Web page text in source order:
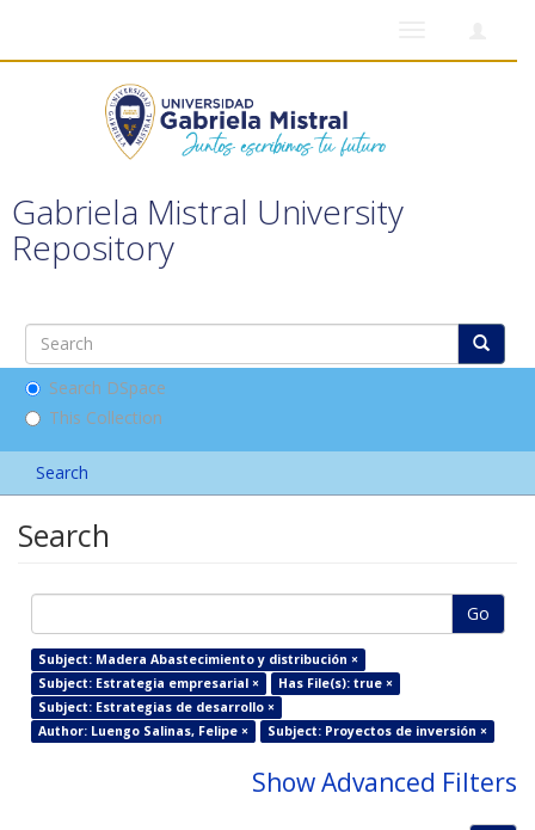
Gabriela Mistral University
Repository
Search DSpace
This Collection
Search
Search
Go
Subject: Madera Abastecimiento y distribución ×
Subject: Estrategia empresarial ×
Has File(s): true ×
Subject: Estrategias de desarrollo ×
Author: Luengo Salinas, Felipe ×
Subject: Proyectos de inversión ×
Show Advanced Filters